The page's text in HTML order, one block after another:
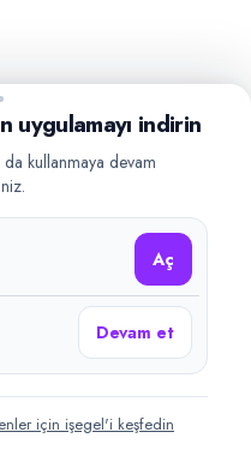
uygulamayı indirin
da kullanmaya devam
Aç
Devam et
için işegel'i keşfedin